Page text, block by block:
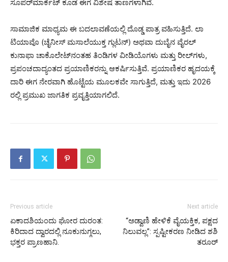
ಸೂಪರ್‌ಮಾರ್ಕೆಟ್ ಕೂಡ ಈಗ ವಿಶೇಷ ತಾಣಗಳಾಗಿವೆ.
ಸಾಮಾಜಿಕ ಮಾಧ್ಯಮ ಈ ಬದಲಾವಣೆಯಲ್ಲಿ ದೊಡ್ಡ ಪಾತ್ರ ವಹಿಸುತ್ತಿದೆ. ಲಾ
ಟಿಯಾವೊ (ಚೈನೀಸ್ ಮಸಾಲೆಯುಕ್ತ ಗ್ಲುಟನ್) ಅಥವಾ ದುಬೈನ ವೈರಲ್
ಕುನಾಫಾ ಚಾಕೊಲೇಟ್‌ನಂತಹ ತಿಂಡಿಗಳ ವೀಡಿಯೊಗಳು ಮತ್ತು ರೀಲ್‌ಗಳು,
ಪ್ರಪಂಚದಾದ್ಯಂತದ ಪ್ರಯಾಣಿಕರನ್ನು ಆಕರ್ಷಿಸುತ್ತಿವೆ. ಪ್ರಯಾಣಿಕರ ಹೃದಯಕ್ಕೆ
ದಾರಿ ಈಗ ನೇರವಾಗಿ ಹೊಟ್ಟೆಯ ಮೂಲಕವೇ ಸಾಗುತ್ತಿದೆ, ಮತ್ತು ಇದು 2026
ರಲ್ಲಿ ಪ್ರಮುಖ ಜಾಗತಿಕ ಪ್ರವೃತ್ತಿಯಾಗಲಿದೆ.
Previous article
ಏಕಾದಶಿಯಂದು ಘೋರ ದುರಂತ:
ಕಿರಿದಾದ ದ್ವಾರದಲ್ಲಿ ನೂಕುನುಗ್ಗಲು,
ಭಕ್ತರ ಪ್ರಾಣಹಾನಿ.
Next article
“ಅಡ್ವಾಣಿ ಹೇಳಿಕೆ ವೈಯಕ್ತಿಕ, ಪಕ್ಷದ
ನಿಲುವಲ್ಲ”: ಸ್ಪಷ್ಟೀಕರಣ ನೀಡಿದ ಶಶಿ
ತರೂರ್